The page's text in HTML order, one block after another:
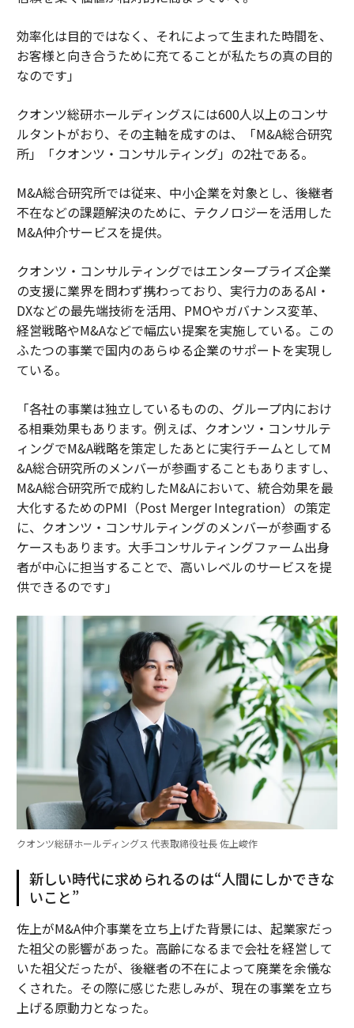
効率化は目的ではなく、それによって生まれた時間を、
お客様と向き合うために充てることが私たちの真の目的
なのです」
クオンツ総研ホールディングスには600人以上のコンサ
ルタントがおり、その主軸を成すのは、「M&A総合研究
所」「クオンツ・コンサルティング」の2社である。
M&A総合研究所では従来、中小企業を対象とし、後継者
不在などの課題解決のために、テクノロジーを活用した
M&A仲介サービスを提供。
クオンツ・コンサルティングではエンタープライズ企業
の支援に業界を問わず携わっており、実行力のあるAI・
DXなどの最先端技術を活用、PMOやガバナンス変革、
経営戦略やM&Aなどで幅広い提案を実施している。この
ふたつの事業で国内のあらゆる企業のサポートを実現し
ている。
「各社の事業は独立しているものの、グループ内におけ
る相乗効果もあります。例えば、クオンツ・コンサルテ
ィングでM&A戦略を策定したあとに実行チームとしてM
&A総合研究所のメンバーが参画することもありますし、
M&A総合研究所で成約したM&Aにおいて、統合効果を最
大化するためのPMI（Post Merger Integration）の策定
に、クオンツ・コンサルティングのメンバーが参画する
ケースもあります。大手コンサルティングファーム出身
者が中心に担当することで、高いレベルのサービスを提
供できるのです」
クオンツ総研ホールディングス 代表取締役社長 佐上峻作
新しい時代に求められるのは“人間にしかできな
いこと”
佐上がM&A仲介事業を立ち上げた背景には、起業家だっ
た祖父の影響があった。高齢になるまで会社を経営して
いた祖父だったが、後継者の不在によって廃業を余儀な
くされた。その際に感じた悲しみが、現在の事業を立ち
上げる原動力となった。